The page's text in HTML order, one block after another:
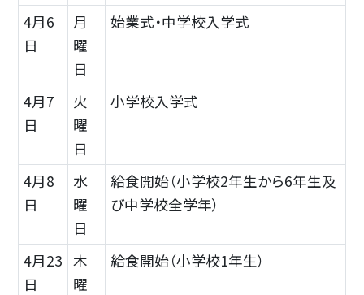
4月6
日
月
曜
日
始業式・中学校入学式
4月7
日
火
曜
日
小学校入学式
4月8
日
水
曜
日
給食開始（小学校2年生から6年生及
び中学校全学年）
4月23
日
木
曜
給食開始（小学校1年生）